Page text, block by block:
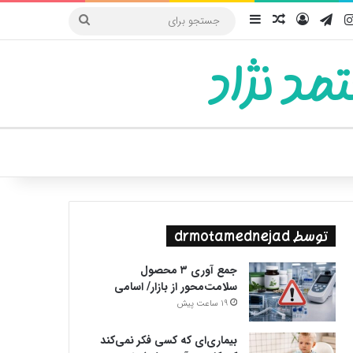
اینستاگرام
تلگرامورودنوشته تصادفی
سایدبار
جستجو
نژاد
پوسته
توسط drmotamednejad
جمع آوری ۳ محصول
سلامت‌محور از بازار/ اسامی
19 ساعت پیش
بیماری‌ای که کسی فکر نمی‌کند